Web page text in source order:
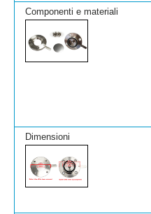
Componenti e materiali
Dimensioni